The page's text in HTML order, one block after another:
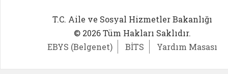
T.C. Aile ve Sosyal Hizmetler Bakanlığı
© 2026 Tüm Hakları Saklıdır.
EBYS (Belgenet)
BİTS Yardım Masası